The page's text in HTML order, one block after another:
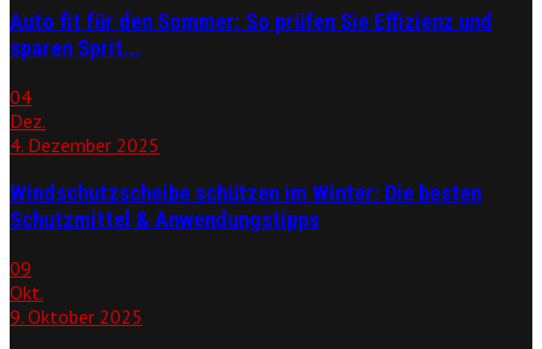
Auto fit für den Sommer: So prüfen Sie Effizienz und
sparen Sprit...
04
Dez.
4. Dezember 2025
Windschutzscheibe schützen im Winter: Die besten
Schutzmittel & Anwendungstipps
09
Okt.
9. Oktober 2025